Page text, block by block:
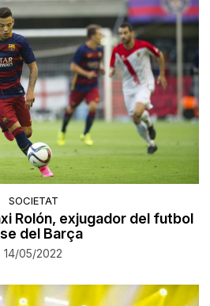
SOCIETAT
Rolón, exjugador del futbol
del Barça
14/05/2022